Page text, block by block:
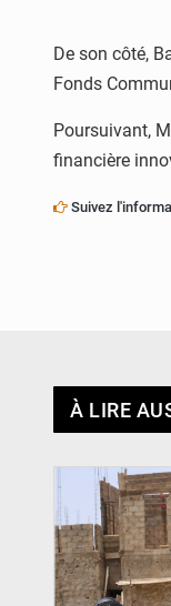
De son côté,
Fonds
Poursuivant,
financière
Suivez
À LIRE